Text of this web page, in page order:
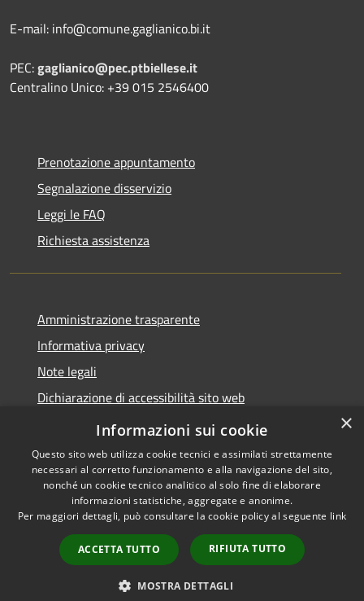
E-mail: info@comune.gaglianico.bi.it
PEC:gaglianico@pec.ptbiellese.it
Centralino Unico: +39 015 2546400
Prenotazione appuntamento
Segnalazione disservizio
Leggi le FAQ
Richiesta assistenza
Amministrazione trasparente
Informativa privacy
Note legali
Dichiarazione di accessibilità sito web
WhistleblowingPA
Accessibilità
Copyright © 2026 • Comune di
Gaglianico • Powered by
Municipium•
Accesso
redazione
×
Informazioni sui cookie
Questo sito web utilizza cookie tecnici e assimilati strettamente
necessari al corretto funzionamento e alla navigazione del sito,
nonché un cookie tecnico analitico al solo fine di elaborare
informazioni statistiche, aggregate e anonime.
Per maggiori dettagli, può consultare la cookie policy al seguente link
ACCETTA TUTTO RIFIUTA TUTTO
MOSTRA DETTAGLI